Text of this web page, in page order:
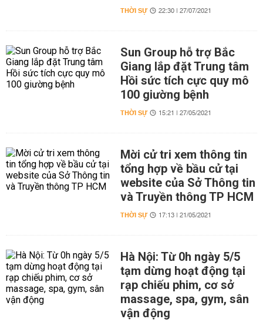
THỜI SỰ 22:30 | 27/07/2021
Sun Group hỗ trợ Bắc
Giang lắp đặt Trung tâm
Hồi sức tích cực quy mô
100 giường bệnh
THỜI SỰ 15:21 | 27/05/2021
Mời cử tri xem thông tin
tổng hợp về bầu cử tại
website của Sở Thông tin
và Truyền thông TP HCM
THỜI SỰ 17:13 | 21/05/2021
Hà Nội: Từ 0h ngày 5/5
tạm dừng hoạt động tại
rạp chiếu phim, cơ sở
massage, spa, gym, sân
vận động